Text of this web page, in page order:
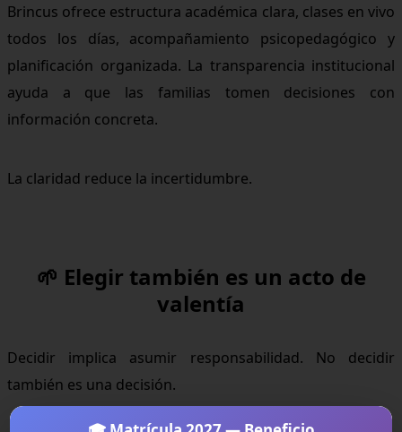
Brincus ofrece estructura académica clara, clases en vivo
todos los días, acompañamiento psicopedagógico y
planificación organizada. La transparencia institucional
ayuda a que las familias tomen decisiones con
información concreta.
La claridad reduce la incertidumbre.
🌱 Elegir también es un acto de
valentía
Decidir implica asumir responsabilidad. No decidir
también es una decisión.